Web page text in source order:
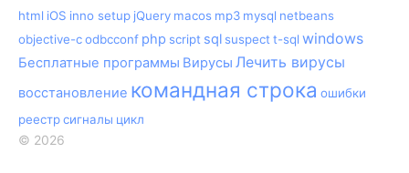
html iOS inno setup jQuery macos mp3 mysql netbeans
objective-codbcconf php script sql suspect t-sql windows
Бесплатные программы Вирусы Лечить вирусы
восстановление командная строка ошибки
реестрсигналы цикл
© 2026